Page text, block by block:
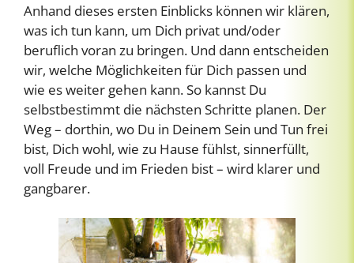
Anhand dieses ersten Einblicks können wir klären,
was ich tun kann, um Dich privat und/oder
beruflich voran zu bringen. Und dann entscheiden
wir, welche Möglichkeiten für Dich passen und
wie es weiter gehen kann. So kannst Du
selbstbestimmt die nächsten Schritte planen. Der
Weg – dorthin, wo Du in Deinem Sein und Tun frei
bist, Dich wohl, wie zu Hause fühlst, sinnerfüllt,
voll Freude und im Frieden bist – wird klarer und
gangbarer.